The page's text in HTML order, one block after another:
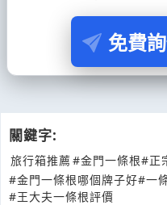
免費
關鍵字:
旅行箱推薦#金門一條根#正
#金門一條根哪個牌子好#一
#王大夫一條根評價